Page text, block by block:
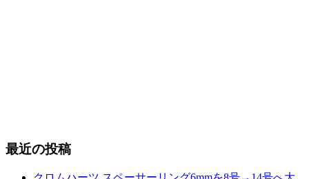
最近の投稿